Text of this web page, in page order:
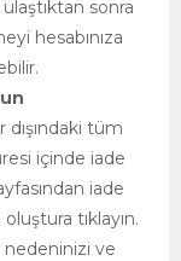
sonra
hesabınıza
dışındaki tüm
içinde iade
iade
tıklayın.
ve